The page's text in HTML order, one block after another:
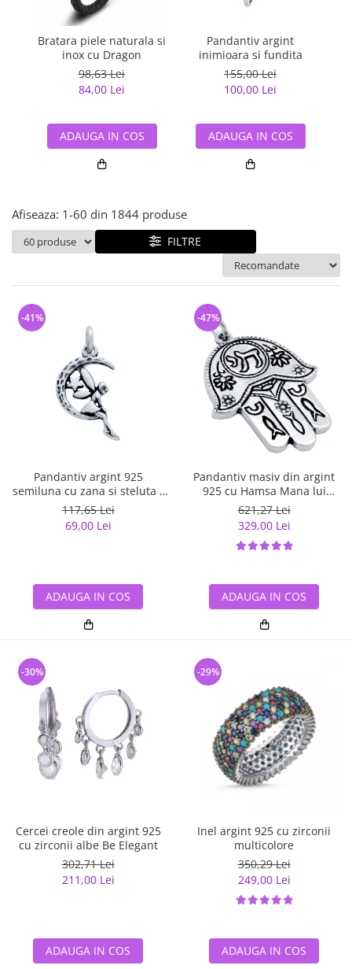
semipretioase
Bijuterii argint placat cu aur
Bijuterii argint cu diverse
Bijuterii de Lux
Bijuterii gotice si rock
Bijuterii Handmade
Bijuterii fantezie
Bijuterii tungsten
Solutii si lavete de curatare
bijuterii argint
Bratara piele naturala si
inox cu Dragon
98,63 Lei
84,00 Lei
ADAUGA IN COS
Pandantiv argint
inimioara si fundita
155,00 Lei
100,00 Lei
ADAUGA IN COS
Afiseaza: 1-60 din 1844 produse
FILTRE
Pandantiv argint 925
semiluna cu zana si steluta -
Be Fantastic PSX0560
117,65 Lei
69,00 Lei
-41%
ADAUGA IN COS
Pandantiv masiv din argint
925 cu Hamsa Mana lui
Fatima
621,27 Lei
329,00 Lei
-47%
ADAUGA IN COS
Cercei creole din argint 925
cu zirconii albe Be Elegant
302,71 Lei
211,00 Lei
-30%
ADAUGA IN COS
Inel argint 925 cu zirconii
multicolore
350,29 Lei
249,00 Lei
-29%
ADAUGA IN COS